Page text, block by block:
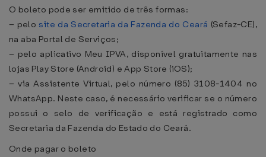
O boleto pode ser emitido de três formas:
– pelo site da Secretaria da Fazenda do Ceará (Sefaz-CE),
na aba Portal de Serviços;
– pelo aplicativo Meu IPVA, disponível gratuitamente nas
lojas Play Store (Android) e App Store (iOS);
– via Assistente Virtual, pelo número (85) 3108-1404 no
WhatsApp. Neste caso, é necessário verificar se o número
possui o selo de verificação e está registrado como
Secretaria da Fazenda do Estado do Ceará.
Onde pagar o boleto